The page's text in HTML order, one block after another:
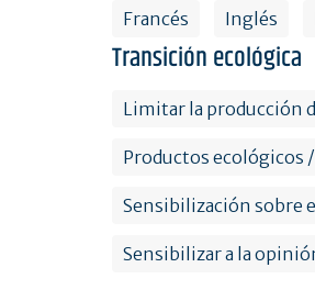
Francés Inglés
Transición ecológica
Limitar la producción
Productos ecológicos
Sensibilización sobre
Sensibilizar a la